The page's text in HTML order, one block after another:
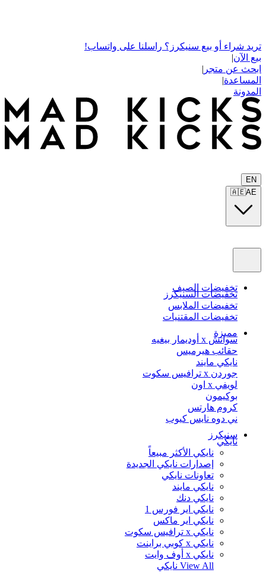
تريد شراء أو بيع سنيكرز؟ راسلنا على واتساب!
بيع الآن|
ابحث عن متجر |
المساعدة|
المدونة
EN
🇦🇪AE
تخفيضات الصيف
تخفيضات السنيكرز
تخفيضات الملابس
تخفيضات المقتنيات
مميزة
سواتش x أوديمار بيغيه
حقائب هيرميس
نايكي مايند
جوردن x ترافيس سكوت
لويفي x اون
بوكيمون
كروم هارتس
ني دوه نايس كيوب
سنيكرز
نايكي
نايكي الأكثر مبيعاً
إصدارات نايكي الجديدة
تعاونات نايكي
نايكي مايند
نايكي دنك
نايكي اير فورس 1
نايكي اير ماكس
نايكي x ترافيس سكوت
نايكي x كوبي براينت
نايكي x أوف وايت
View All نايكي